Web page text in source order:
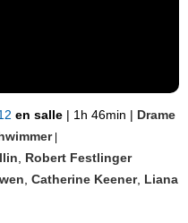
en salle | 1h 46min | Drame
|
Robert Festlinger
,Catherine Keener, Liana